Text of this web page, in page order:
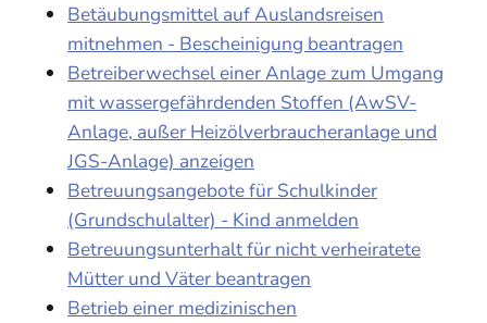
Betäubungsmittel auf Auslandsreisen
mitnehmen - Bescheinigung beantragen
Betreiberwechsel einer Anlage zum Umgang
mit wassergefährdenden Stoffen (AwSV-
Anlage, außer Heizölverbraucheranlage und
JGS-Anlage) anzeigen
Betreuungsangebote für Schulkinder
(Grundschulalter) - Kind anmelden
Betreuungsunterhalt für nicht verheiratete
Mütter und Väter beantragen
Betrieb einer medizinischen